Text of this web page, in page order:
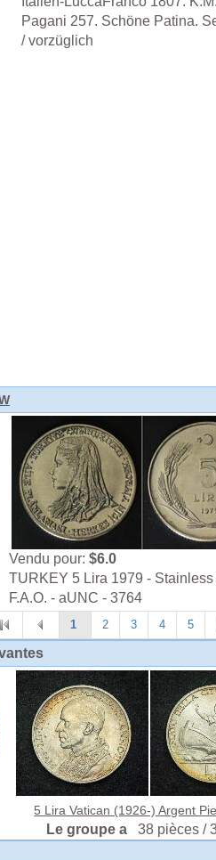
Pagani 257. Schöne Patina.
/ vorzüglich
Vendu pour: $6.0
TURKEY 5 Lira 1979 - Stainless
F.A.O. - aUNC - 3764
1 2 3 4 5
5 Lira Vatican (1926-) Argent Pie
Le groupe a38 pièces /